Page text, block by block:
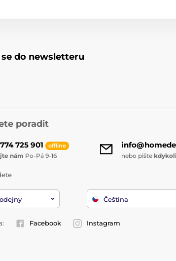
do newsletteru
poradit
725 901 offline
nám Po-Pá 9-16 nebo pište
Čeština
Facebook Instagram